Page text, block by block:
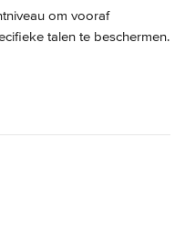
om vooraf
talen te beschermen.